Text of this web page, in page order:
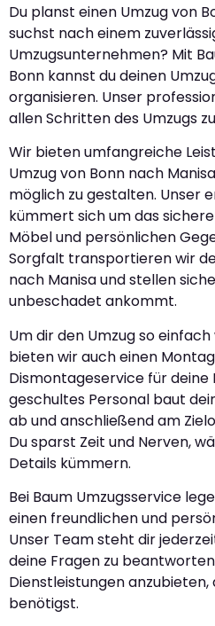
Du planst einen Umzug von
suchst nach einem
Umzugsunternehmen? Mit
Bonn kannst du deinen
organisieren. Unser
allen Schritten des Umzugs
Wir bieten umfangreiche
Umzug von Bonn nach
möglich zu gestalten. Unser
kümmert sich um das
Möbel und persönlichen
Sorgfalt transportieren wir
nach Manisa und stellen
unbeschadet ankommt.
Um dir den Umzug so
bieten wir auch einen
Dismontageservice für deine
geschultes Personal baut
ab und anschließend am
Du sparst Zeit und Nerven,
Details kümmern.
Bei Baum Umzugsservice
einen freundlichen und
Unser Team steht dir
deine Fragen zu
Dienstleistungen anzubieten,
benötigst.